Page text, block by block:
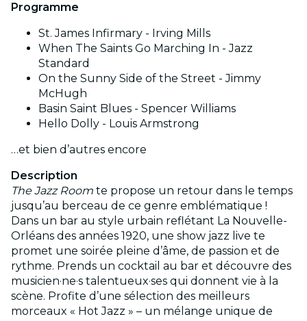
Programme
St. James Infirmary - Irving Mills
When The Saints Go Marching In - Jazz
Standard
On the Sunny Side of the Street - Jimmy
McHugh
Basin Saint Blues - Spencer Williams
Hello Dolly - Louis Armstrong
…et bien d’autres encore
Description
The Jazz Room te propose un retour dans le temps
jusqu’au berceau de ce genre emblématique !
Dans un bar au style urbain reflétant La Nouvelle-
Orléans des années 1920, une show jazz live te
promet une soirée pleine d’âme, de passion et de
rythme. Prends un cocktail au bar et découvre des
musicien·ne·s talentueux·ses qui donnent vie à la
scène. Profite d’une sélection des meilleurs
morceaux « Hot Jazz » – un mélange unique de